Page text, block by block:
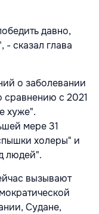
давно,
- сказал глава
о заболевании
сравнению с 2021
хуже".
мере 31
холеры" и
людей".
вызывают
Судане,